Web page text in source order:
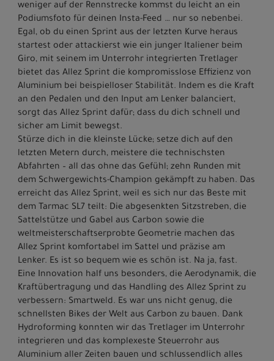
weniger auf der Rennstrecke kommst du leicht an ein
Podiumsfoto für deinen Insta-Feed … nur so nebenbei.
Egal, ob du einen Sprint aus der letzten Kurve heraus
startest oder attackierst wie ein junger Italiener beim
Giro, mit seinem im Unterrohr integrierten Tretlager
bietet das Allez Sprint die kompromisslose Effizienz von
Aluminium bei beispielloser Stabilität. Indem es die Kraft
an den Pedalen und den Input am Lenker balanciert,
sorgt das Allez Sprint dafür; dass du dich schnell und
sicher am Limit bewegst.
Stürze dich in die kleinste Lücke; setze dich auf den
letzten Metern durch, meistere die technischsten
Abfahrten – all das ohne das Gefühl; zehn Runden mit
dem Schwergewichts-Champion gekämpft zu haben. Das
erreicht das Allez Sprint, weil es sich nur das Beste mit
dem Tarmac SL7 teilt: Die abgesenkten Sitzstreben, die
Sattelstütze und Gabel aus Carbon sowie die
weltmeisterschaftserprobte Geometrie machen das
Allez Sprint komfortabel im Sattel und präzise am
Lenker. Es ist so bequem wie es schön ist. Na ja, fast.
Eine Innovation half uns besonders, die Aerodynamik, die
Kraftübertragung und das Handling des Allez Sprint zu
verbessern: Smartweld. Es war uns nicht genug, die
schnellsten Bikes der Welt aus Carbon zu bauen. Dank
Hydroforming konnten wir das Tretlager im Unterrohr
integrieren und das komplexeste Steuerrohr aus
Aluminium aller Zeiten bauen und schlussendlich alles